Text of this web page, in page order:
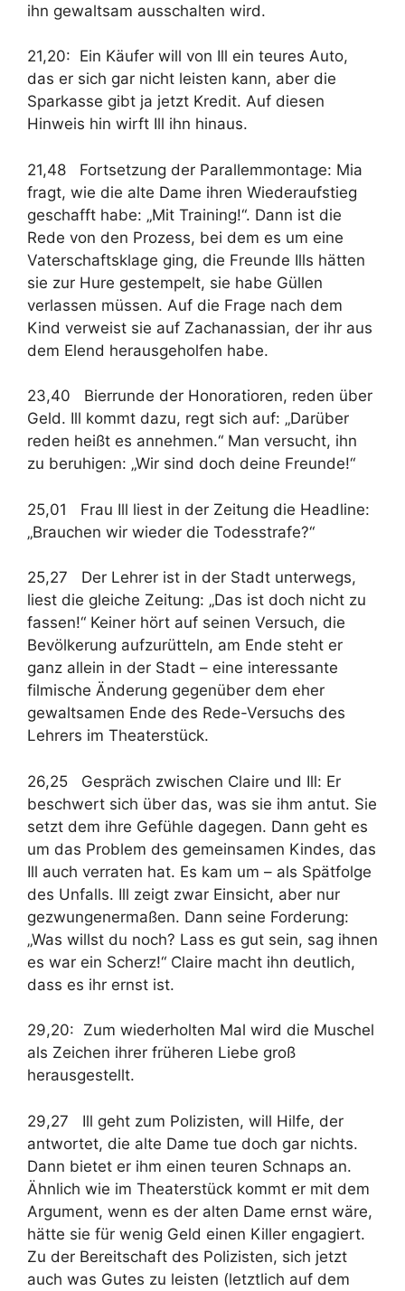
ihn gewaltsam ausschalten wird.
21,20: Ein Käufer will von Ill ein teures Auto,
das er sich gar nicht leisten kann, aber die
Sparkasse gibt ja jetzt Kredit. Auf diesen
Hinweis hin wirft Ill ihn hinaus.
21,48 Fortsetzung der Parallemmontage: Mia
fragt, wie die alte Dame ihren Wiederaufstieg
geschafft habe: „Mit Training!“. Dann ist die
Rede von den Prozess, bei dem es um eine
Vaterschaftsklage ging, die Freunde Ills hätten
sie zur Hure gestempelt, sie habe Güllen
verlassen müssen. Auf die Frage nach dem
Kind verweist sie auf Zachanassian, der ihr aus
dem Elend herausgeholfen habe.
23,40 Bierrunde der Honoratioren, reden über
Geld. Ill kommt dazu, regt sich auf: „Darüber
reden heißt es annehmen.“ Man versucht, ihn
zu beruhigen: „Wir sind doch deine Freunde!“
25,01 Frau Ill liest in der Zeitung die Headline:
„Brauchen wir wieder die Todesstrafe?“
25,27 Der Lehrer ist in der Stadt unterwegs,
liest die gleiche Zeitung: „Das ist doch nicht zu
fassen!“ Keiner hört auf seinen Versuch, die
Bevölkerung aufzurütteln, am Ende steht er
ganz allein in der Stadt – eine interessante
filmische Änderung gegenüber dem eher
gewaltsamen Ende des Rede-Versuchs des
Lehrers im Theaterstück.
26,25 Gespräch zwischen Claire und Ill: Er
beschwert sich über das, was sie ihm antut. Sie
setzt dem ihre Gefühle dagegen. Dann geht es
um das Problem des gemeinsamen Kindes, das
Ill auch verraten hat. Es kam um – als Spätfolge
des Unfalls. Ill zeigt zwar Einsicht, aber nur
gezwungenermaßen. Dann seine Forderung:
„Was willst du noch? Lass es gut sein, sag ihnen
es war ein Scherz!“ Claire macht ihn deutlich,
dass es ihr ernst ist.
29,20: Zum wiederholten Mal wird die Muschel
als Zeichen ihrer früheren Liebe groß
herausgestellt.
29,27 Ill geht zum Polizisten, will Hilfe, der
antwortet, die alte Dame tue doch gar nichts.
Dann bietet er ihm einen teuren Schnaps an.
Ähnlich wie im Theaterstück kommt er mit dem
Argument, wenn es der alten Dame ernst wäre,
hätte sie für wenig Geld einen Killer engagiert.
Zu der Bereitschaft des Polizisten, sich jetzt
auch was Gutes zu leisten (letztlich auf dem